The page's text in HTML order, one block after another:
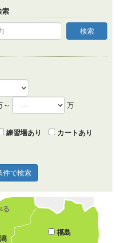
索
～ 万
練習場あり
カートあり
る
福島